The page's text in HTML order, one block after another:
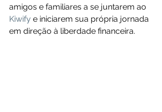
amigos e familiares a se juntarem ao
Kiwify e iniciarem sua própria jornada
em direção à liberdade financeira.